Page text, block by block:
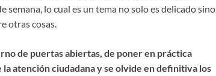
lo cual es un tema no solo es delicado sino
otras cosas.
de puertas abiertas, de poner en práctica
atención ciudadana y se olvide en definitiva los